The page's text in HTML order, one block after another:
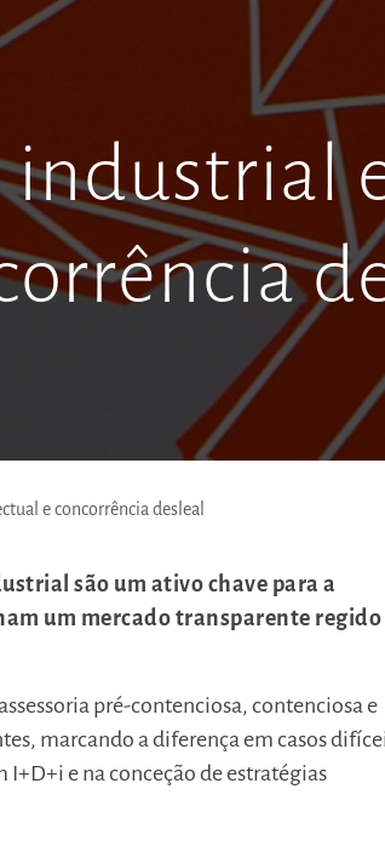
industrial
e concorrência desleal
são um ativo chave para a
um mercado transparente regido
pré-contenciosa, contenciosa e
marcando a diferença em casos
e na conceção de estratégias